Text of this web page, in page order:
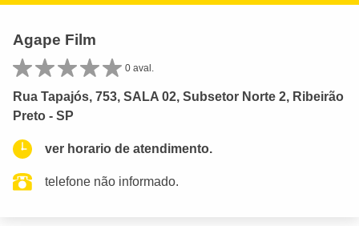
Agape Film
0 aval.
Rua Tapajós, 753, SALA 02, Subsetor Norte 2, Ribeirão
Preto - SP
ver horario de atendimento.
telefone não informado.